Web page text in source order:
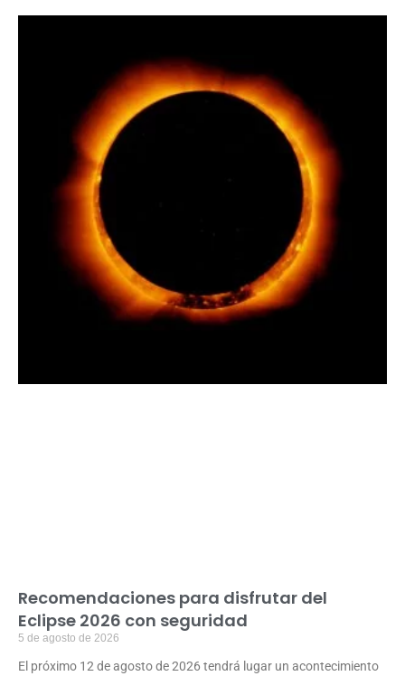
Recomendaciones para disfrutar del
Eclipse 2026 con seguridad
5 de agosto de 2026
El próximo 12 de agosto de 2026 tendrá lugar un acontecimiento